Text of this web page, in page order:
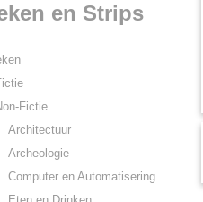
en Strips
Fictie
Architectuur
Archeologie
Computer en Automatisering